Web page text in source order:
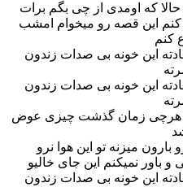
که اومدی از چی بگم برات
این قصه رو میخوام امشب
کنم
این خونه بی صدات زندون
این خونه بی صدات زندون
هرچی زمان گذشت چیزی عوض
میزنه تو این هوا نرو
و باور نمیکنم این جای خالیو
این خونه بی صدات زندون